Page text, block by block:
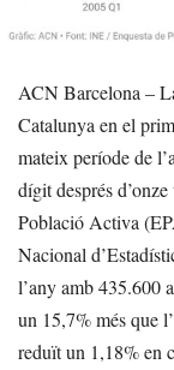
ACN Barcelona –
Catalunya en el
mateix període de
dígit després
Població Activa
Nacional
l’any amb 435.600
un 15,7% més que
reduït un 1,18% en